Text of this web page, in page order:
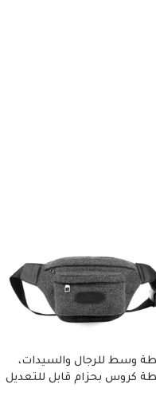
وسط للرجال والسيدات،
كروس بحزام قابل للتعديل